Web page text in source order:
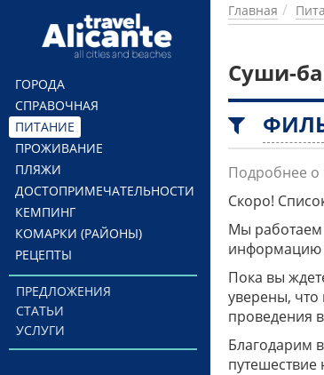
Перейти к основному содержанию
ГОРОДА
СПРАВОЧНАЯ
ПИТАНИЕ
ПРОЖИВАНИЕ
ПЛЯЖИ
ДОСТОПРИМЕЧАТЕЛЬНОСТИ
КЕМПИНГ
КОМАРКИ (РАЙОНЫ)
РЕЦЕПТЫ
ПРЕДЛОЖЕНИЯ
СТАТЬИ
УСЛУГИ
Главная
Суши-
Подробнее о
Скоро!
Мы работаем
информацию
Пока вы
уверены, что
проведения
Благодарим